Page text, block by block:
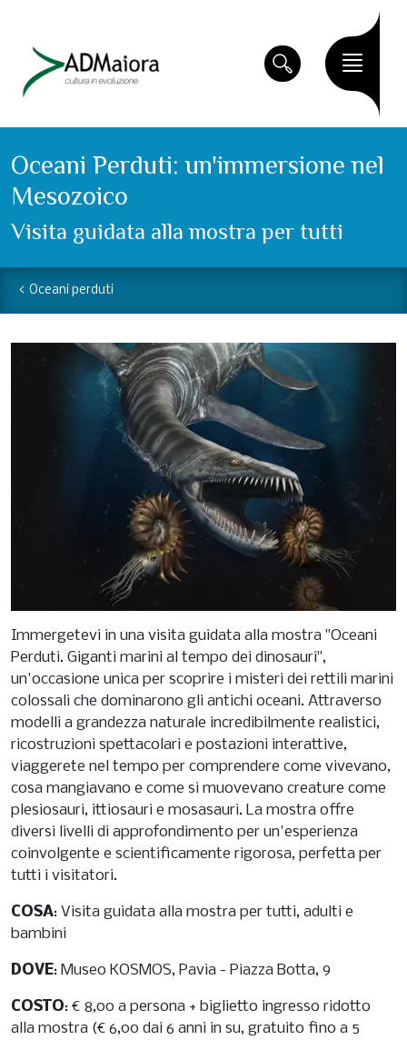
Oceani Perduti: un'immersione nel
Mesozoico
Visita guidata alla mostra per tutti
Oceani perduti
Immergetevi in una visita guidata alla mostra "Oceani
Perduti. Giganti marini al tempo dei dinosauri",
un'occasione unica per scoprire i misteri dei rettili marini
colossali che dominarono gli antichi oceani. Attraverso
modelli a grandezza naturale incredibilmente realistici,
ricostruzioni spettacolari e postazioni interattive,
viaggerete nel tempo per comprendere come vivevano,
cosa mangiavano e come si muovevano creature come
plesiosauri, ittiosauri e mosasauri. La mostra offre
diversi livelli di approfondimento per un'esperienza
coinvolgente e scientificamente rigorosa, perfetta per
tutti i visitatori.
COSA: Visita guidata alla mostra per tutti, adulti e
bambini
DOVE: Museo KOSMOS, Pavia - Piazza Botta, 9
COSTO: € 8,00 a persona + biglietto ingresso ridotto
alla mostra (€ 6,00 dai 6 anni in su, gratuito fino a 5